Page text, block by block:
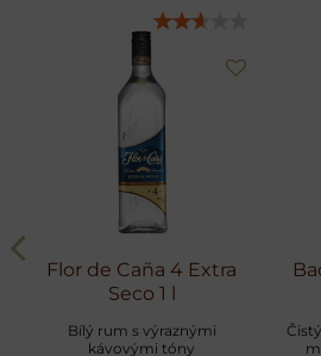
Flor de Caña 4 Extra
Seco 1 l
Bílý rum s výraznými
kávovými tóny